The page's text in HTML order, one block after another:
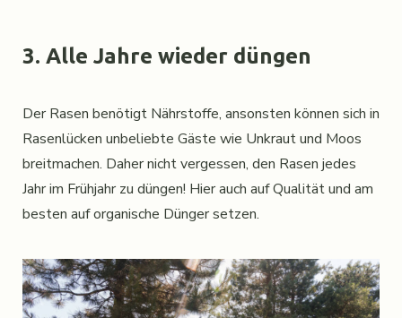
3. Alle Jahre wieder düngen
Der Rasen benötigt Nährstoffe, ansonsten können sich in
Rasenlücken unbeliebte Gäste wie Unkraut und Moos
breitmachen. Daher nicht vergessen, den Rasen jedes
Jahr im Frühjahr zu düngen! Hier auch auf Qualität und am
besten auf organische Dünger setzen.